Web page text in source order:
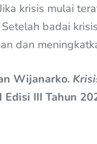
krisis mulai
badai
dan
Wijanarko.
III Tahun